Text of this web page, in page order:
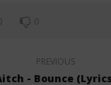
0
PREVIOUS
- Bounce